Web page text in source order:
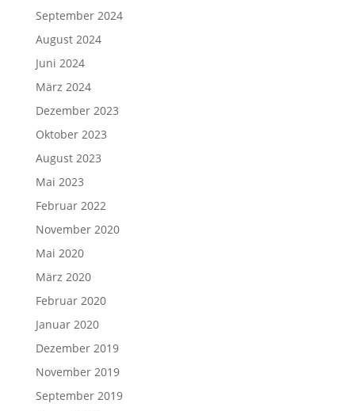
September 2024
August 2024
Juni 2024
März 2024
Dezember 2023
Oktober 2023
August 2023
Mai 2023
Februar 2022
November 2020
Mai 2020
März 2020
Februar 2020
Januar 2020
Dezember 2019
November 2019
September 2019